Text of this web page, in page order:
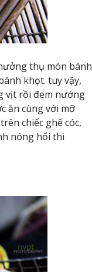
thụ món bánh
khọt. tuy vậy,
vịt rồi đem nướng
ăn cùng với mỡ
chiếc ghế cóc,
nóng hổi thì